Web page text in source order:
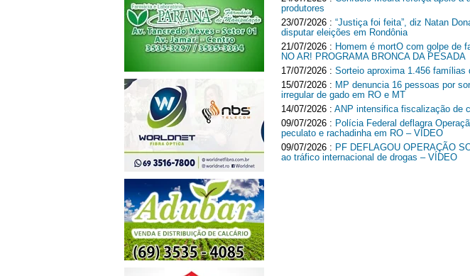
produtores
23/07/2026 : “Justiça foi feita”, diz Natan
disputar eleições em Rondônia
21/07/2026 : Homem é mortO com golpe de
NO AR! PROGRAMA BRONCA DA PESADA
17/07/2026 : Sorteio aproxima 1.456 famílias
15/07/2026 : MP denuncia 16 pessoas por
irregular de gado em RO e MT
14/07/2026 : ANP intensifica fiscalização de
09/07/2026 : Polícia Federal deflagra
peculato e rachadinha em RO – VÍDEO
09/07/2026 : PF DEFLAGOU OPERAÇÃO
ao tráfico internacional de drogas – VÍDEO